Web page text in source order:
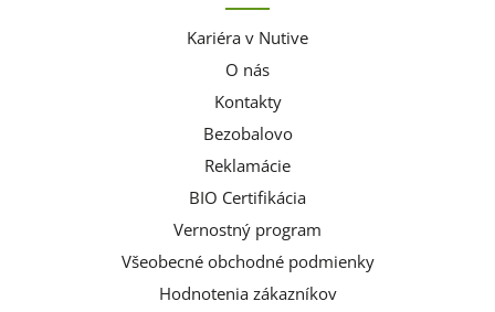
Kariéra v Nutive
O nás
Kontakty
Bezobalovo
Reklamácie
BIO Certifikácia
Vernostný program
Všeobecné obchodné podmienky
Hodnotenia zákazníkov